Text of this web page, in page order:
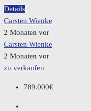
Details
Carsten Wienke
2 Monaten vor
Carsten Wienke
2 Monaten vor
zu verkaufen
789.000€